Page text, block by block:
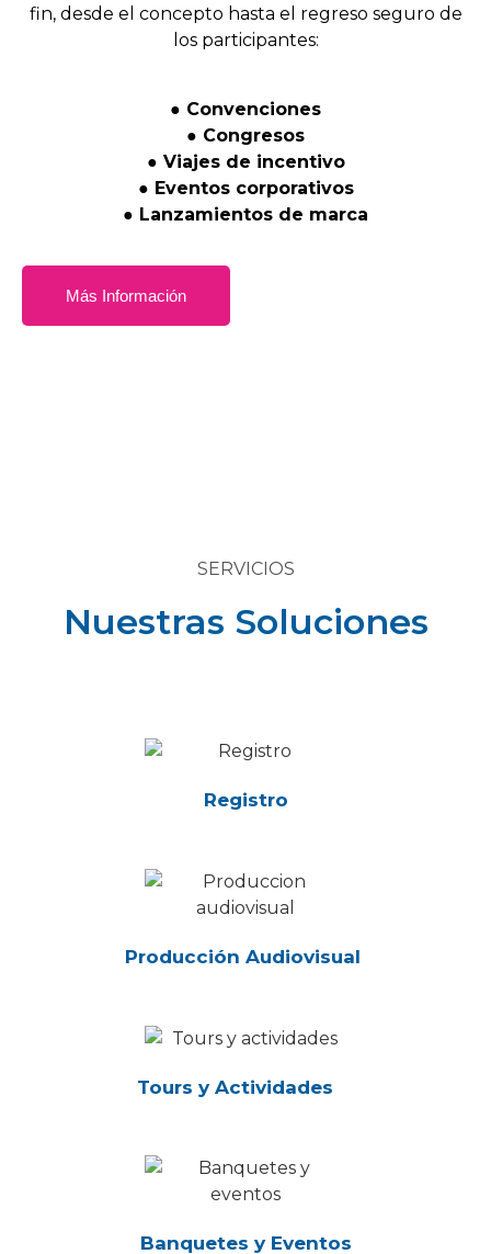
fin, desde el concepto hasta el regreso seguro de
los participantes:
● Convenciones
● Congresos
● Viajes de incentivo
● Eventos corporativos
● Lanzamientos de marca
Más Información
SERVICIOS
Nuestras Soluciones
Registro
Producción Audiovisual
Tours y Actividades
Banquetes y Eventos